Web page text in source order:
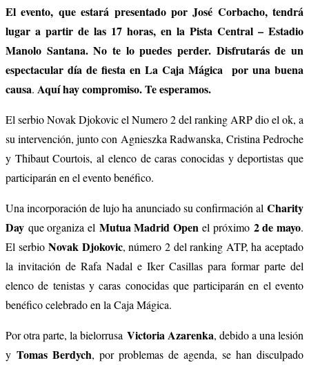
El evento, que estará presentado por José Corbacho, tendrá
lugar a partir de las 17 horas, en la Pista Central – Estadio
Manolo Santana. No te lo puedes perder. Disfrutarás de un
espectacular día de fiesta en La Caja Mágica por una buena
causa. Aquí hay compromiso. Te esperamos.
El serbio Novak Djokovic el Numero 2 del ranking ARP dio el ok, a
su intervención, junto con Agnieszka Radwanska, Cristina Pedroche
y Thibaut Courtois, al elenco de caras conocidas y deportistas que
participarán en el evento benéfico.
Una incorporación de lujo ha anunciado su confirmación al Charity
Day que organiza el Mutua Madrid Open el próximo 2 de mayo.
El serbioNovak Djokovic, número 2 del ranking ATP, ha aceptado
la invitación de Rafa Nadal e Iker Casillas para formar parte del
elenco de tenistas y caras conocidas que participarán en el evento
benéfico celebrado en la Caja Mágica.
Por otra parte, la bielorrusa Victoria Azarenka, debido a una lesión
y Tomas Berdych, por problemas de agenda, se han disculpado